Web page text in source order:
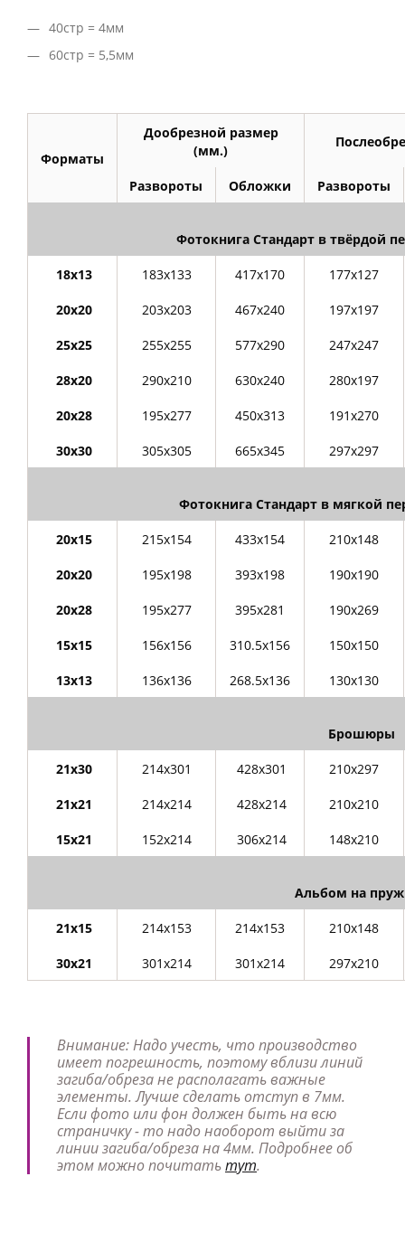
40стр = 4мм
60стр = 5,5мм
Форматы
Дообрезной размер
(мм.)
Развороты Обложки Развороты
Фотокнига Стандарт в твёрдой
18х13 183х133 417х170 177х127
20х20 203х203 467х240 197х197
25х25 255х255 577х290 247х247
28х20 290х210 630х240 280х197
20х28 195х277 450х313 191х270
30х30 305х305 665х345 297х297
Фотокнига Стандарт в мягкой
20х15 215х154 433х154 210х148
20х20 195х198 393х198 190х190
20х28 195х277 395х281 190х269
15х15 156х156 310.5х156 150х150
13х13 136х136 268.5х136 130х130
Брошюры
21х30 214х301 428х301 210х297
21х21 214х214 428х214 210х210
15х21 152х214 306х214 148х210
Альбом на
21х15 214х153 214х153 210х148
30х21 301х214 301х214 297х210
Внимание: Надо учесть, что производство
имеет погрешность, поэтому вблизи линий
загиба/обреза не располагать важные
элементы. Лучше сделать отступ в 7мм.
Если фото или фон должен быть на всю
страничку - то надо наоборот выйти за
линии загиба/обреза на 4мм. Подробнее об
этом можно почитатьтут.